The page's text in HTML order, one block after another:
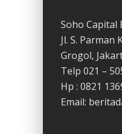
Soho Capital
Jl. S. Parman
Grogol,
Telp 021 –
Hp : 0821
Email: